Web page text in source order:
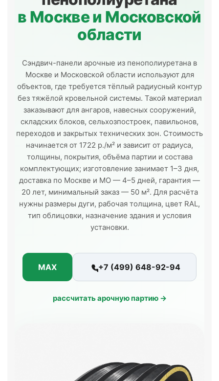
в Москве и Московской
области
Сэндвич-панели арочные из пенополиуретана в
Москве и Московской области используют для
объектов, где требуется тёплый радиусный контур
без тяжёлой кровельной системы. Такой материал
заказывают для ангаров, навесных сооружений,
складских блоков, сельхозпостроек, павильонов,
переходов и закрытых технических зон. Стоимость
начинается от 1722 р./м² и зависит от радиуса,
толщины, покрытия, объёма партии и состава
комплектующих; изготовление занимает 1–3 дня,
доставка по Москве и МО — 4–5 дней, гарантия —
20 лет, минимальный заказ — 50 м². Для расчёта
нужны размеры дуги, рабочая толщина, цвет RAL,
тип облицовки, назначение здания и условия
установки.
MAX +7 (499) 648-92-94
рассчитать арочную партию →